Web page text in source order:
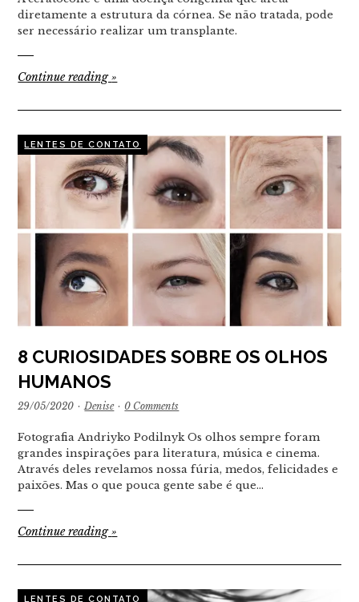
diretamente a estrutura da córnea. Se não tratada, pode
ser necessário realizar um transplante.
Continue reading»
LENTES DE CONTATO
8 CURIOSIDADES SOBRE OS OLHOS
HUMANOS
29/05/2020 · Denise · 0 Comments
Fotografia Andriyko Podilnyk Os olhos sempre foram
grandes inspirações para literatura, música e cinema.
Através deles revelamos nossa fúria, medos, felicidades e
paixões. Mas o que pouca gente sabe é que…
Continue reading»
LENTES DE CONTATO